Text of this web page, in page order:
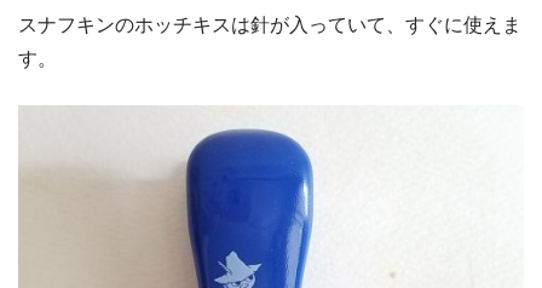
スナフキンのホッチキスは針が入っていて、すぐに使えま
す。